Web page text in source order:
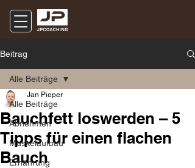
Beitrag
Alle Beiträge
Abnehmen
Muskelaufbau
Ernährung
Alle Beiträge
Bauchfett loswerden – 5
Tipps für einen flachen
Bauch
Jan Pieper